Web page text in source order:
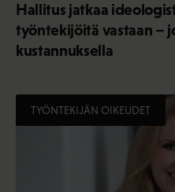
Hallitus jatkaa
työntekijöitä vastaan –
kustannuksella
TYÖNTEKIJÄN OIKEUDET